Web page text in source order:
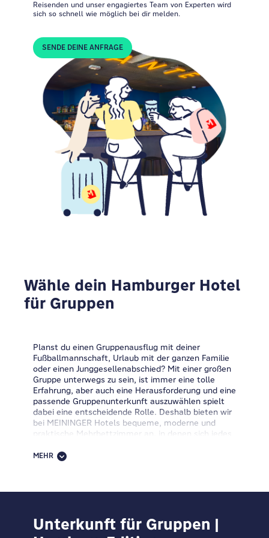
Reisenden und unser engagiertes Team von Experten wird
sich so schnell wie möglich bei dir melden.
SENDE DEINE ANFRAGE
Wähle dein Hamburger Hotel
für Gruppen
Planst du einen Gruppenausflug mit deiner
Fußballmannschaft, Urlaub mit der ganzen Familie
oder einen Junggesellenabschied? Mit einer großen
Gruppe unterwegs zu sein, ist immer eine tolle
Erfahrung, aber auch eine Herausforderung und eine
passende Gruppenunterkunft auszuwählen spielt
dabei eine entscheidende Rolle. Deshalb bieten wir
bei MEININGER Hotels bequeme, moderne und
praktische Mehrbettzimmer an, in denen sich jedes
und Spaß haben kann.
Aufenthaltsbereich, Game Zones, Halbpension,
Frühstücksbuffet, kostenloses WLAN,
MEHR
Unterkunft für Gruppen |